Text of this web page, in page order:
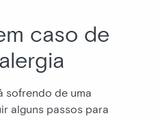
caso de
sofrendo de uma
alguns passos para